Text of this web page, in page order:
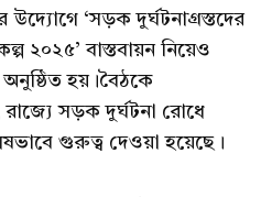
‘সড়ক দুর্ঘটনাগ্রস্তদের
২০২৫’ বাস্তবায়ন নিয়েও
হয়।বৈঠকে
সড়ক দুর্ঘটনা রোধে
গুরুত্ব দেওয়া হয়েছে।